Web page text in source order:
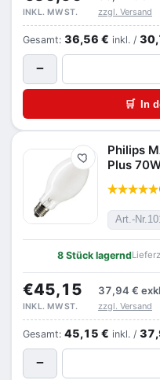
INKL. MWST. zzgl. Versand
Gesamt: 36,56 € inkl. /
−
🛒 In
Merken
Philips
Plus
Art.-Nr.
8 Stück lagernd
€45,15 37,94 €
INKL. MWST. zzgl. Versand
Gesamt: 45,15 € inkl. /
−